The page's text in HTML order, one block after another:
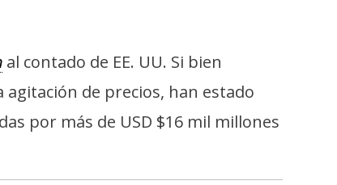
al contado de EE. UU. Si bien
de precios, han estado
por más de USD $16 mil millones